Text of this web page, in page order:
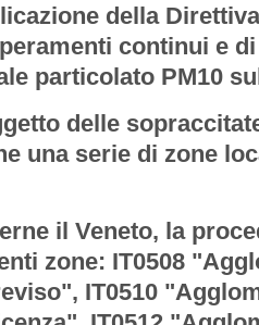
della
continui e
particolato PM10
delle
una serie di zone
il Veneto, la
zone: IT0508
IT0510